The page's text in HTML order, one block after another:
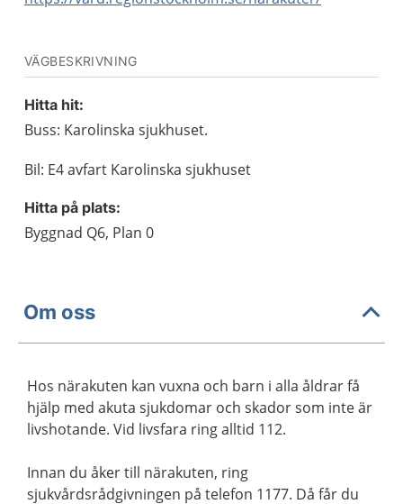
VÄGBESKRIVNING
Hitta hit:
Buss: Karolinska sjukhuset.
Bil: E4 avfart Karolinska sjukhuset
Hitta på plats:
Byggnad Q6, Plan 0
Om oss
Hos närakuten kan vuxna och barn i alla åldrar få
hjälp med akuta sjukdomar och skador som inte är
livshotande. Vid livsfara ring alltid 112.
Innan du åker till närakuten, ring
sjukvårdsrådgivningen på telefon 1177. Då får du